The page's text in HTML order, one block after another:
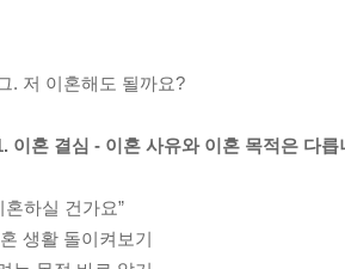
. 저 이혼해도 될까요?
이혼 결심 - 이혼 사유와 이혼 목적은 다릅
혼하실 건가요”
생활 돌이켜보기